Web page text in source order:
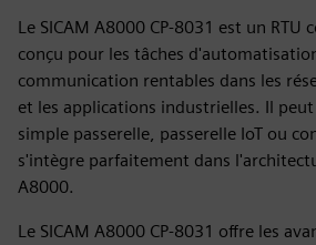
Le SICAM A8000 CP-8031 est un
conçu pour les tâches
communication rentables dans les
et les applications industrielles. Il
simple passerelle, passerelle IoT ou
s'intègre parfaitement dans
A8000.
Le SICAM A8000 CP-8031 offre les